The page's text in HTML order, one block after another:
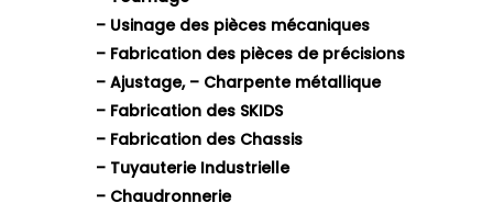
– Usinage des pièces mécaniques
– Fabrication des pièces de précisions
– Ajustage, – Charpente métallique
– Fabrication des SKIDS
– Fabrication des Chassis
– Tuyauterie Industrielle
– Chaudronnerie